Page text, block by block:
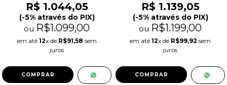
R$ 1.044,05
(-5% através do PIX)
ou R$1.099,00
em até 12x de R$91,58 sem
juros
R$ 1.139,05
(-5% através do PIX)
ou R$1.199,00
em até 12x de R$99,92 sem
juros